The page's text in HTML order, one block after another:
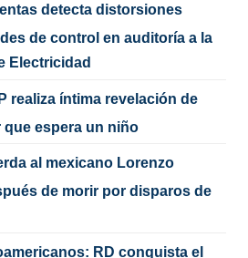
detecta distorsiones
de control en auditoría a la
Electricidad
realiza íntima revelación de
que espera un niño
al mexicano Lorenzo
de morir por disparos de
RD conquista el